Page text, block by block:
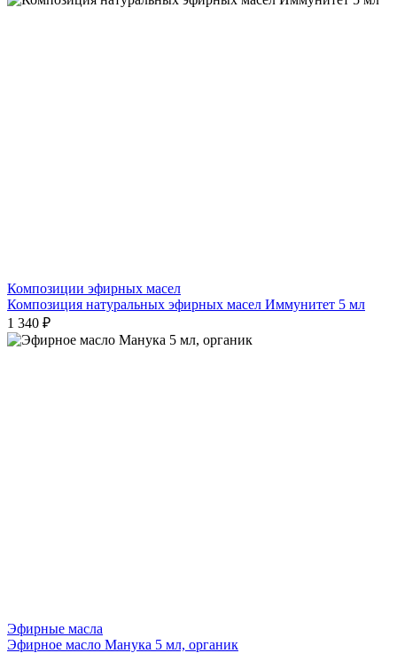
Композиции эфирных масел
Композиция натуральных эфирных масел Иммунитет 5 мл
1 340 ₽
Эфирные масла
Эфирное масло Манука 5 мл, органик